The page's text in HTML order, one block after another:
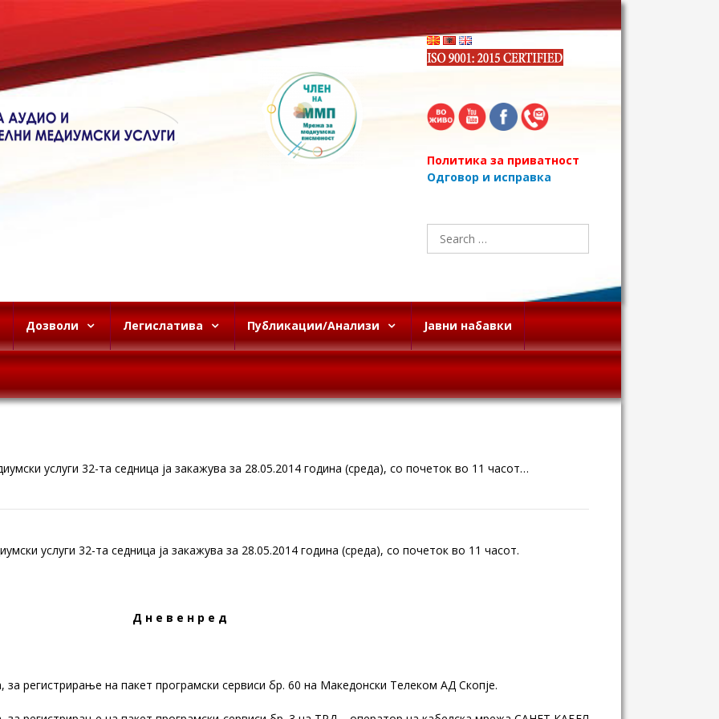
Политика за приватност
Одговор и исправка
Search
for:
Дозволи Легислатива Публикации/Анализи Јавни набавки
услуги 32-та седница ја закажува за 28.05.2014 година (среда), со почеток во 11 часот…
услуги 32-та седница ја закажува за 28.05.2014 година (среда), со почеток во 11 часот.
Д н е в е н р е д
регистрирање на пакет програмски сервиси бр. 60 на Македонски Телеком АД Скопје.